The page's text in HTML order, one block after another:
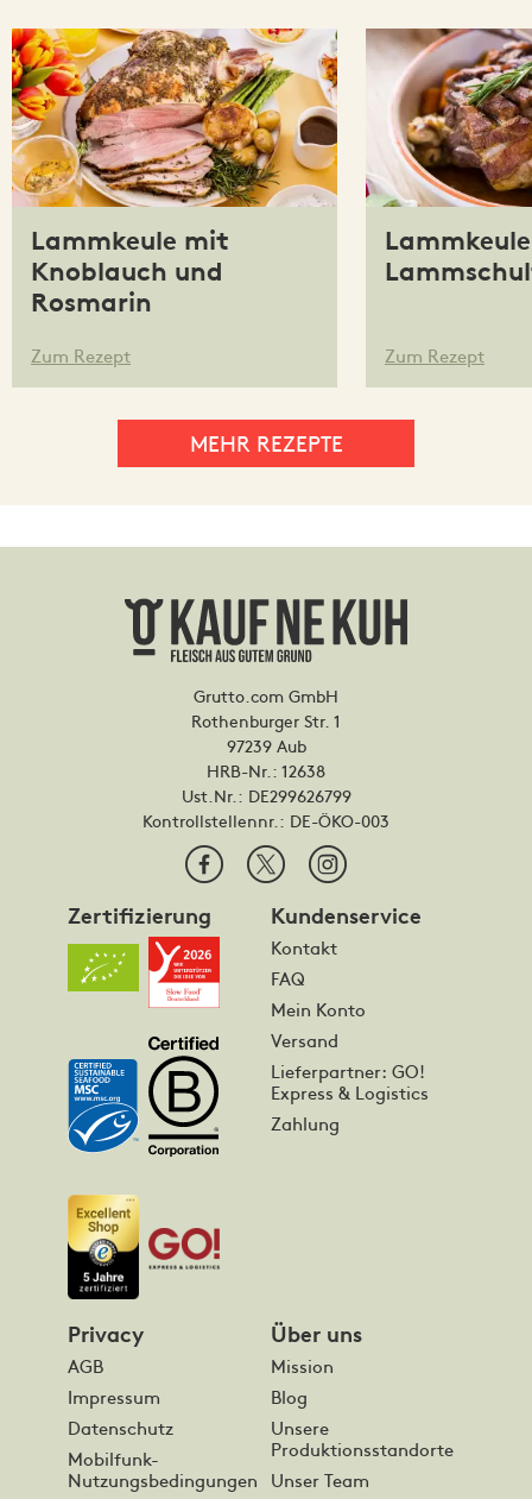
Lammkeule mit
Knoblauch und
Rosmarin
Zum Rezept Zum Rezept
MEHR REZEPTE
Grutto.com GmbH
Rothenburger Str. 1
97239 Aub
HRB-Nr.: 12638
Ust.Nr.: DE299626799
Kontrollstellennr.: DE-ÖKO-003
Zertifizierung
Kundenservice
Kontakt
FAQ
Mein Konto
Versand
Lieferpartner: GO!
Express & Logistics
Zahlung
Privacy
AGB
Impressum
Datenschutz
Mobilfunk-
Nutzungsbedingungen
Über uns
Mission
Blog
Unsere
Produktionsstandorte
Unser Team